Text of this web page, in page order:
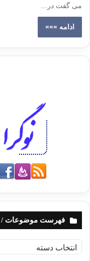
می گفت در…
ادامه »»»
فهرست موضوعات /
ه